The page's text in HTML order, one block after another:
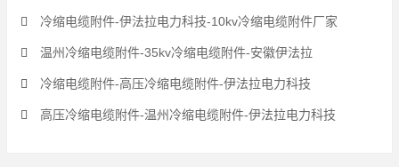
冷缩电缆附件-伊法拉电力科技-10kv冷缩电缆附件厂家
温州冷缩电缆附件-35kv冷缩电缆附件-安徽伊法拉
冷缩电缆附件-高压冷缩电缆附件-伊法拉电力科技
高压冷缩电缆附件-温州冷缩电缆附件-伊法拉电力科技